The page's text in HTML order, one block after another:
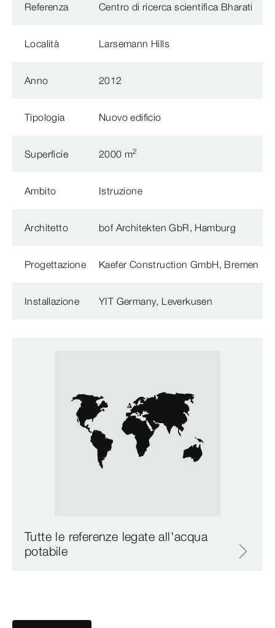
Referenza Centro di ricerca scientifica Bharati
Località Larsemann Hills
Anno 2012
Tipologia Nuovo edificio
Superficie 2000 m2
Ambito Istruzione
Architetto bof Architekten GbR, Hamburg
Progettazione Kaefer Construction GmbH, Bremen
Installazione YIT Germany, Leverkusen
Tutte le referenze legate all'acqua
potabile